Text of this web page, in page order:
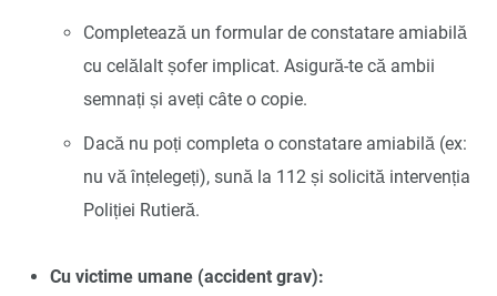
Completează un formular de constatare amiabilă
cu celălalt șofer implicat. Asigură-te că ambii
semnați și aveți câte o copie.
Dacă nu poți completa o constatare amiabilă (ex:
nu vă înțelegeți), sună la 112 și solicită intervenția
Poliției Rutieră.
Cu victime umane (accident grav):